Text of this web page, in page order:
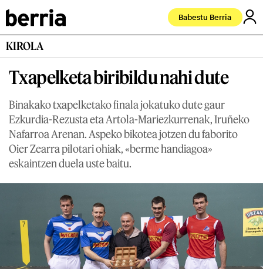
Babestu Berria
KIROLA
Txapelketa biribildu nahi dute
Binakako txapelketako finala jokatuko dute gaur
Ezkurdia-Rezusta eta Artola-Mariezkurrenak, Iruñeko
Nafarroa Arenan. Aspeko bikotea jotzen du faborito
Oier Zearra pilotari ohiak, «berme handiagoa»
eskaintzen duela uste baitu.